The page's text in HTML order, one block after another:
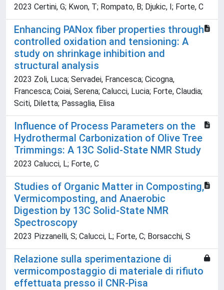
2023 Certini, G; Kwon, T; Rompato, B; Djukic, I; Forte, C
Enhancing PANox fiber properties through
controlled oxidation and tensioning: A
study on shrinkage inhibition and
structural analysis
2023 Zoli, Luca; Servadei, Francesca; Cicogna,
Francesca; Coiai, Serena; Calucci, Lucia; Forte, Claudia;
Sciti, Diletta; Passaglia, Elisa
Influence of Process Parameters on the
Hydrothermal Carbonization of Olive Tree
Trimmings: A 13C Solid-State NMR Study
2023 Calucci, L; Forte, C
Studies of Organic Matter in Composting,
Vermicomposting, and Anaerobic
Digestion by 13C Solid-State NMR
Spectroscopy
2023 Pizzanelli, S; Calucci, L; Forte, C; Borsacchi, S
Relazione sulla sperimentazione di
vermicompostaggio di materiale di rifiuto
effettuata presso il CNR-Pisa